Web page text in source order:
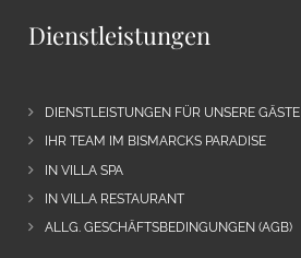
Dienstleistungen
DIENSTLEISTUNGEN FÜR UNSERE GÄSTE
IHR TEAM IM BISMARCKS PARADISE
IN VILLA SPA
IN VILLA RESTAURANT
ALLG. GESCHÄFTSBEDINGUNGEN (AGB)